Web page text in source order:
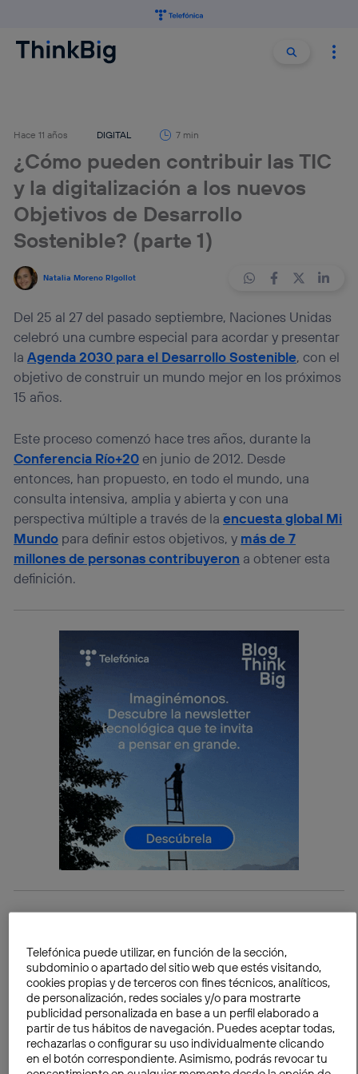
Buscar
Hace 11 años DIGITAL 7 min
¿Cómo pueden contribuir las TIC
y la digitalización a los nuevos
Objetivos de Desarrollo
Sostenible? (parte 1)
Natalia Moreno RIgollot
Del 25 al 27 del pasado septiembre, Naciones Unidas
celebró una cumbre especial para acordar y presentar
laAgenda 2030 para el Desarrollo Sostenible, con el
objetivo de construir un mundo mejor en los próximos
15 años.
Este proceso comenzó hace tres años, durante la
Conferencia Río+20en junio de 2012. Desde
entonces, han propuesto, en todo el mundo, una
consulta intensiva, amplia y abierta y con una
perspectiva múltiple a través de laencuesta global Mi
Mundo para definir estos objetivos, y más de 7
millones de personas contribuyeron a obtener esta
definición.
América Latina, pero también las historias personales
de la gente en relación al desarrollo sostenible (aquí
tienes más información), con exposiciones en Madrid
y en otras ciudades.
Esta nueva agenda es un plan de acción para las
Telefónica puede utilizar, en función de la sección,
subdominio o apartado del sitio web que estés visitando,
cookies propias y de terceros con fines técnicos, analíticos,
de personalización, redes sociales y/o para mostrarte
publicidad personalizada en base a un perfil elaborado a
partir de tus hábitos de navegación. Puedes aceptar todas,
rechazarlas o configurar su uso individualmente clicando
en el botón correspondiente. Asimismo, podrás revocar tu